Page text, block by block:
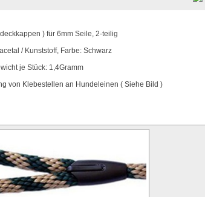
) für 6mm Seile, 2-teilig
/ Kunststoff, Farbe: Schwarz
je Stück: 1,4Gramm
von Klebestellen an Hundeleinen ( Siehe Bild )